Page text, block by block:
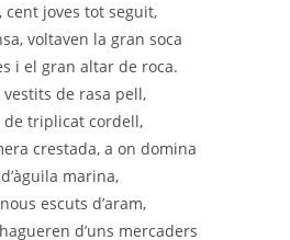
cent joves tot seguit,
voltaven la gran soca
i el gran altar de roca.
de rasa pell,
de triplicat cordell,
crestada, a on domina
marina,
escuts d’aram,
d’uns mercaders